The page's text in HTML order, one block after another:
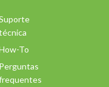
To
Perguntas